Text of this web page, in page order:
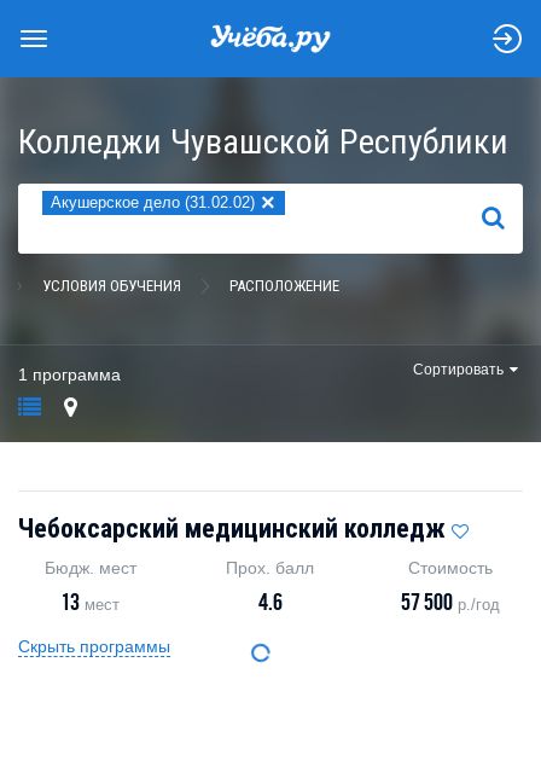
Колледжи Чувашской Республики
Акушерское дело (31.02.02) ×
НАЙТИ
УСЛОВИЯ ОБУЧЕНИЯ РАСПОЛОЖЕНИЕ
1 программа Сортировать
Чебоксарский медицинский колледж
Бюдж. мест
13 мест
Прох. балл
4.6
Стоимость
57 500 р./год
Скрыть программы